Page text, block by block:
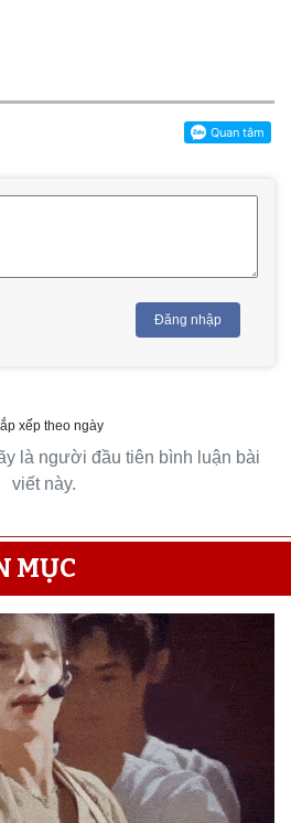
Đăng nhập
xếp theo ngày
là người đầu tiên bình luận bài
viết này.
MỤC